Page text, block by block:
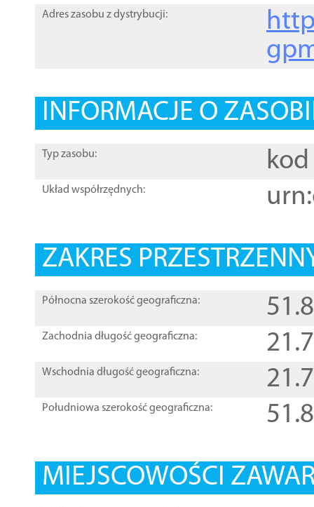
Adres zasobu z dystrybucji:
INFORMACJE O
Typ zasobu: kod
Układ współrzędnych:
ZAKRES
Północna szerokość geograficzna:
Zachodnia długość geograficzna:
Wschodnia długość geograficzna:
Południowa szerokość geograficzna:
MIEJSCOWOŚCI